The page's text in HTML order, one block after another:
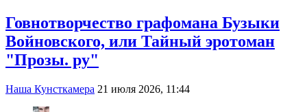
Говнотворчество графомана Бузыки
Войновского, или Тайный эротоман
"Прозы. ру"
Наша Кунсткамера 21 июля 2026, 11:44